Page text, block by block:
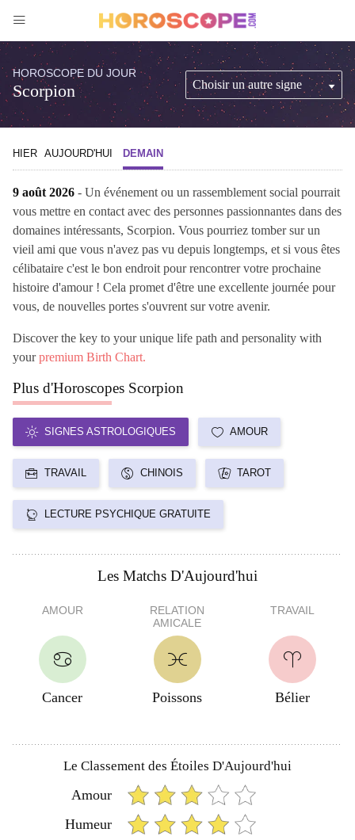
HOROSCOPE DU JOUR
Scorpion
HIER AUJOURD'HUI DEMAIN
9 août 2026 - Un événement ou un rassemblement social pourrait
vous mettre en contact avec des personnes passionnantes dans des
domaines intéressants, Scorpion. Vous pourriez tomber sur un
vieil ami que vous n'avez pas vu depuis longtemps, et si vous êtes
célibataire c'est le bon endroit pour rencontrer votre prochaine
histoire d'amour ! Cela promet d'être une excellente journée pour
vous, de nouvelles portes s'ouvrent sur votre avenir.
Discover the key to your unique life path and personality with
yourpremium Birth Chart.
Plus d'Horoscopes Scorpion
SIGNES ASTROLOGIQUES AMOUR
TRAVAIL CHINOIS TAROT
LECTURE PSYCHIQUE GRATUITE
Les Matchs D'Aujourd'hui
AMOUR
Cancer
RELATION
AMICALE
Poissons
TRAVAIL
Bélier
Le Classement des Étoiles D'Aujourd'hui
Amour
Humeur